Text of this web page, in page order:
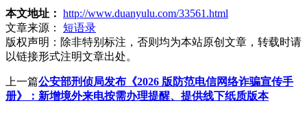
本文地址： http://www.duanyulu.com/33561.html
文章来源：
短语录
版权声明： 除非特别标注，否则均为本站原创文章，转载时请
以链接形式注明文章出处。
上一篇公安部刑侦局发布《2026 版防范电信网络诈骗宣传手
册》：新增境外来电按需办理提醒、提供线下纸质版本